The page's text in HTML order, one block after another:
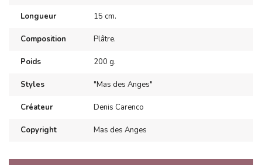
Longueur 15 cm.
Composition Plâtre.
Poids 200 g.
Styles "Mas des Anges"
Créateur Denis Carenco
Copyright Mas des Anges